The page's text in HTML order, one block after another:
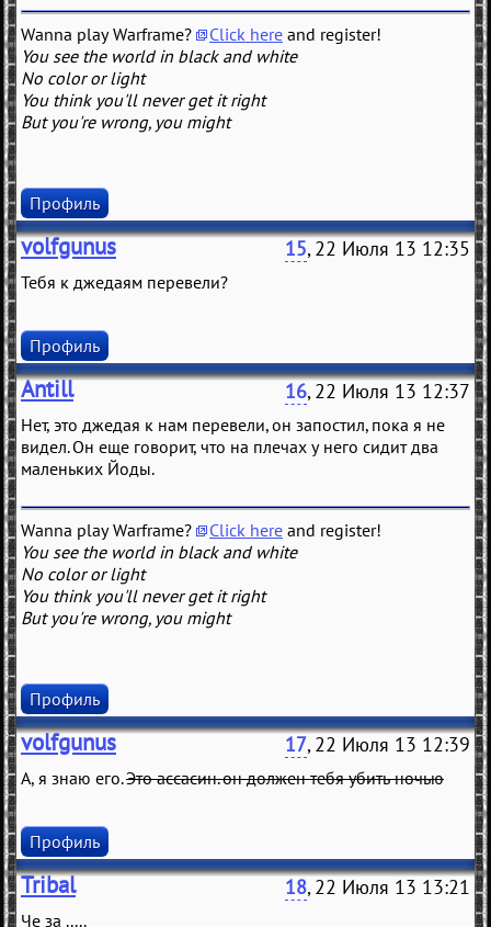
Wanna play Warframe? Click here and register!
You see the world in black and white
No color or light
You think you'll never get it right
But you're wrong, you might
Профиль
volfgunus 15, 22 Июля 13 12:35
Тебя к джедаям перевели?
Профиль
Antill 16, 22 Июля 13 12:37
Нет, это джедая к нам перевели, он запостил, пока я не
видел. Он еще говорит, что на плечах у него сидит два
маленьких Йоды.
Wanna play Warframe? Click here and register!
You see the world in black and white
No color or light
You think you'll never get it right
But you're wrong, you might
Профиль
volfgunus 17, 22 Июля 13 12:39
А, я знаю его.Это ассасин. он должен тебя убить ночью
Профиль
Tribal 18, 22 Июля 13 13:21
Че за .....